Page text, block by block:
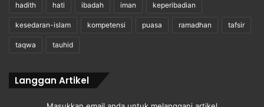
hadith hati ibadah iman keperibadian
kesedaran-islam kompetensi puasa ramadhan tafsir
taqwa tauhid
Langgan Artikel